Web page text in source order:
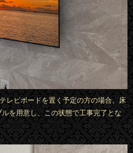
レビボードを置く予定の方の場合、床
を用意し、この状態で工事完了とな